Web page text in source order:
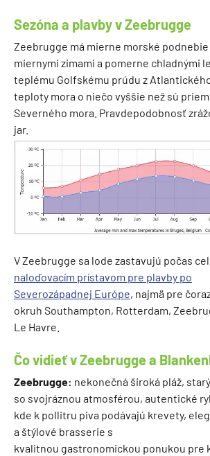
Sezóna a plavby v Zeebrugge
Zeebrugge má mierne morské
miernymi zimami a pomerne chladnými
teplému Golfskému prúdu z
teploty mora o niečo vyššie než sú
Severného mora. Pravdepodobnosť
jar.
V Zeebrugge sa lode zastavujú počas
naloďovacím prístavom pre plavby po
Severozápadnej Európe, najmä pre
okruh Southampton, Rotterdam,
Le Havre.
Čo vidieť v Zeebrugge a
Zeebrugge: nekonečná široká pláž,
so svojráznou atmosférou, autentické
kde k pollitru piva podávajú krevety,
a štýlové brasserie s
kvalitnou gastronomickou ponukou pre